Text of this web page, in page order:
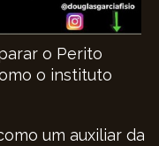
o Perito
o instituto
um auxiliar da